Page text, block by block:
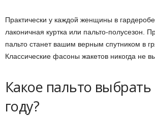
Практически у каждой женщины в
лаконичная куртка или пальто-полусезон.
пальто станет вашим верным спутником в
Классические фасоны жакетов никогда не
Какое пальто выбрать
году?